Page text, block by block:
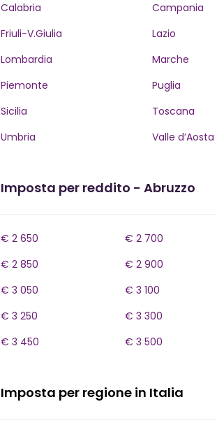
Calabria
Campania
Friuli-V.Giulia
Lazio
Lombardia
Marche
Piemonte
Puglia
Sicilia
Toscana
Umbria
Valle d’Aosta
Imposta per reddito - Abruzzo
€ 2 650 € 2 700
€ 2 850
€ 2 900
€ 3 050
€ 3 100
€ 3 250
€ 3 300
€ 3 450
€ 3 500
Imposta per regione in Italia